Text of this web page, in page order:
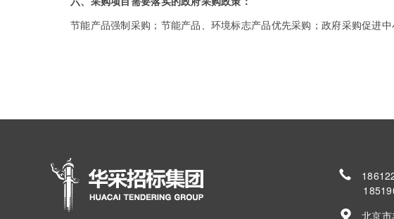
节能产品强制采购；节能产品、环境标志产品优先采购；政府采购促进
北京